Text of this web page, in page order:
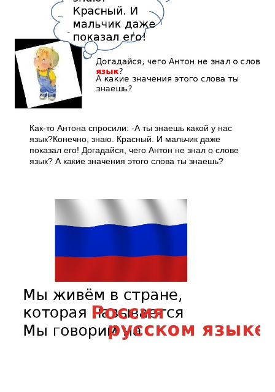
Как-то Антона спросили: -А ты знаешь какой у нас
язык?Конечно, знаю. Красный. И мальчик даже
показал его! Догадайся, чего Антон не знал о слове
язык? А какие значения этого слова ты знаешь?